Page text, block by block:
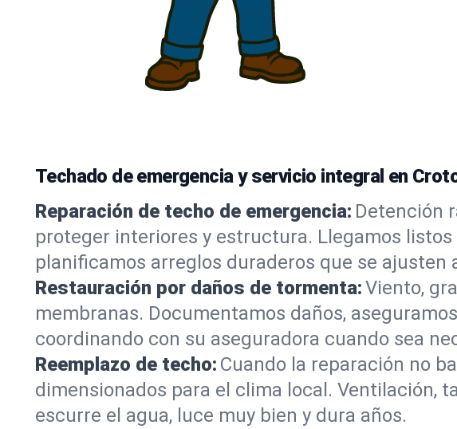
Techado de emergencia y servicio integral en
Reparación de techo de emergencia: Detención
proteger interiores y estructura. Llegamos
planificamos arreglos duraderos que se ajusten
Restauración por daños de tormenta:Viento,
membranas. Documentamos daños,
coordinando con su aseguradora cuando sea
Reemplazo de techo: Cuando la reparación no
dimensionados para el clima local. Ventilación,
escurre el agua, luce muy bien y dura años.